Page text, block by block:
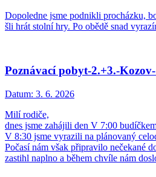
Dopoledne jsme podnikli procházku,
šli hrát stolní hry. Po obědě snad
Poznávací pobyt-2.+3.-
Datum: 3. 6. 2026
Milí rodiče,
dnes jsme zahájili den V 7:00
V 8:30 jsme vyrazili na plánovaný
Počasí nám však připravilo nečekané
zastihl naplno a během chvíle nám